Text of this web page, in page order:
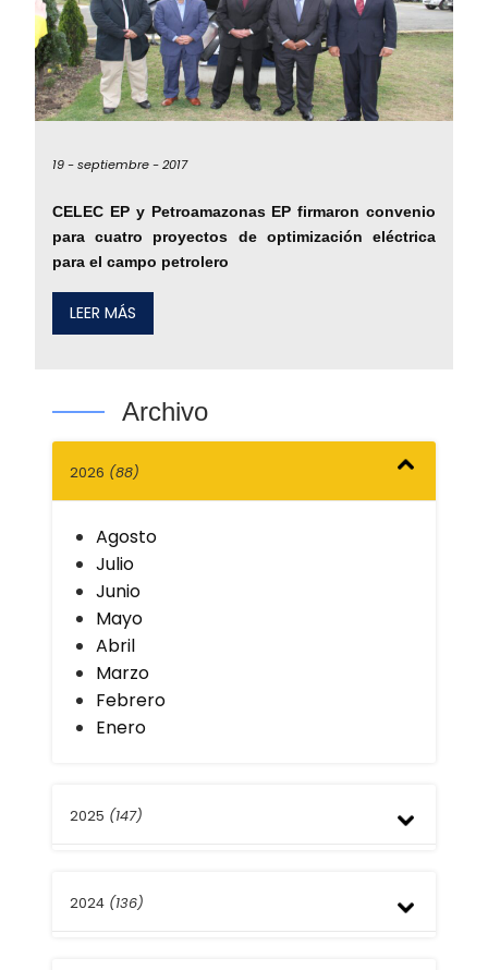
19 -septiembre -2017
CELEC EP y Petroamazonas EP firmaron convenio
para cuatro proyectos de optimización eléctrica
para el campo petrolero
LEER MÁS
Archivo
2026 (88)
Agosto
Julio
Junio
Mayo
Abril
Marzo
Febrero
Enero
2025 (147)
Noviembre
2024 (136)